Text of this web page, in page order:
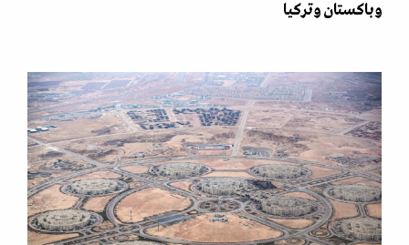
وباكستان وتركيا